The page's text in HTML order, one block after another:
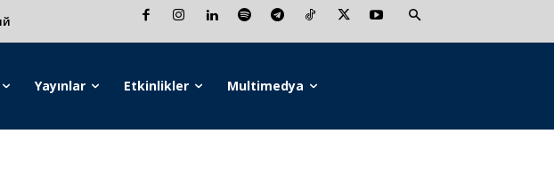
Yayınlar Etkinlikler Multimedya